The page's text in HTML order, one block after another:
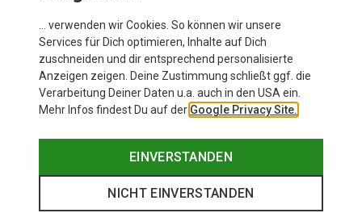
… verwenden wir Cookies. So können wir unsere
Services für Dich optimieren, Inhalte auf Dich
zuschneiden und dir entsprechend personalisierte
Anzeigen zeigen. Deine Zustimmung schließt ggf. die
Verarbeitung Deiner Daten u.a. auch in den USA ein.
Mehr Infos findest Du auf der Google Privacy Site.
EINVERSTANDEN
NICHT EINVERSTANDEN